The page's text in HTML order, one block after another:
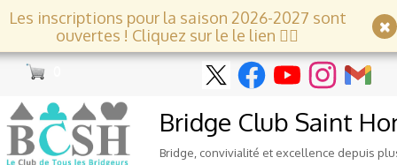
Les inscriptions pour la saison 2026-2027 sont
ouvertes ! Cliquez sur le le lien 👇🏻
Bridge Club Saint
Bridge, convivialité et excellence depuis